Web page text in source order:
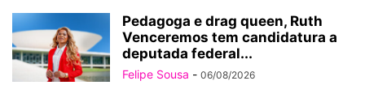
Pedagoga e drag queen, Ruth
Venceremos tem candidatura a
deputada federal...
Felipe Sousa - 06/08/2026